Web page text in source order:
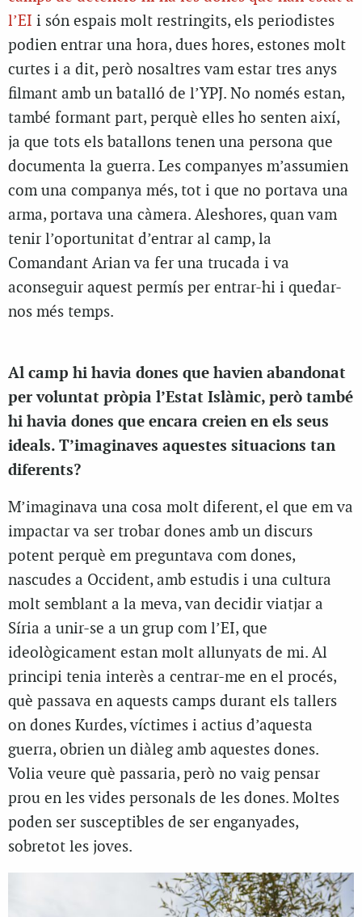
l’EI i són espais molt restringits, els periodistes
podien entrar una hora, dues hores, estones molt
curtes i a dit, però nosaltres vam estar tres anys
filmant amb un batalló de l’YPJ. No només estan,
també formant part, perquè elles ho senten així,
ja que tots els batallons tenen una persona que
documenta la guerra. Les companyes m’assumien
com una companya més, tot i que no portava una
arma, portava una càmera. Aleshores, quan vam
tenir l’oportunitat d’entrar al camp, la
Comandant Arian va fer una trucada i va
aconseguir aquest permís per entrar-hi i quedar-
nos més temps.
Al camp hi havia dones que havien abandonat
per voluntat pròpia l’Estat Islàmic, però també
hi havia dones que encara creien en els seus
ideals. T’imaginaves aquestes situacions tan
diferents?
M’imaginava una cosa molt diferent, el que em va
impactar va ser trobar dones amb un discurs
potent perquè em preguntava com dones,
nascudes a Occident, amb estudis i una cultura
molt semblant a la meva, van decidir viatjar a
Síria a unir-se a un grup com l’EI, que
ideològicament estan molt allunyats de mi. Al
principi tenia interès a centrar-me en el procés,
què passava en aquests camps durant els tallers
on dones Kurdes, víctimes i actius d’aquesta
guerra, obrien un diàleg amb aquestes dones.
Volia veure què passaria, però no vaig pensar
prou en les vides personals de les dones. Moltes
poden ser susceptibles de ser enganyades,
sobretot les joves.